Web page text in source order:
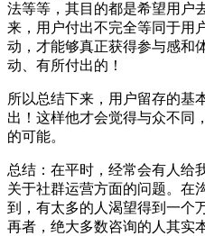
法等等，其目的都是希望用户
来，用户付出不完全等同于用
动，才能够真正获得参与感和
动、有所付出的！
所以总结下来，用户留存的基
出！这样他才会觉得与众不同
的可能。
总结：在平时，经常会有人给
关于社群运营方面的问题。在
到，有太多的人渴望得到一个
再者，绝大多数咨询的人其实